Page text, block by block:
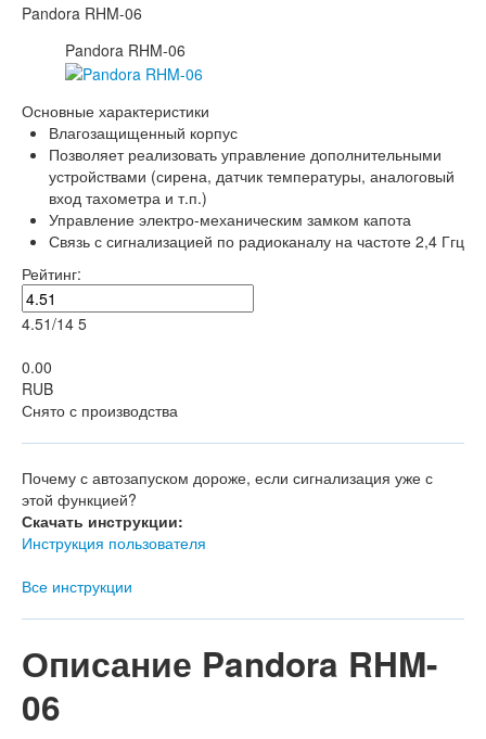
Pandora RHM-06
Pandora RHM-06
Основные характеристики
Влагозащищенный корпус
Позволяет реализовать управление дополнительными
устройствами (сирена, датчик температуры, аналоговый
вход тахометра и т.п.)
Управление электро-механическим замком капота
Связь с сигнализацией по радиоканалу на частоте 2,4 Ггц
Рейтинг:
4.51/14 5
0.00
RUB
Снято с производства
Почему с автозапуском дороже, если сигнализация уже с
этой функцией?
Скачать инструкции:
Инструкция пользователя
Все инструкции
Описание Pandora RHM-
06